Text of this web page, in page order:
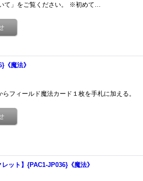
て」をご覧ください。 ※初めて…
《魔法》
フィールド魔法カード１枚を手札に加える。
ット】{PAC1-JP036}《魔法》